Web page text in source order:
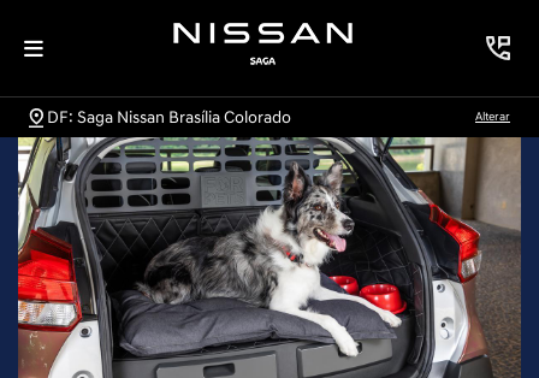
DF: Saga Nissan Brasília Colorado Alterar